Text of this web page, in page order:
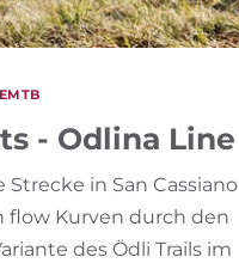
- Odlina Line
Strecke in San Cassiano
flow Kurven durch den
des Ödli Trails im